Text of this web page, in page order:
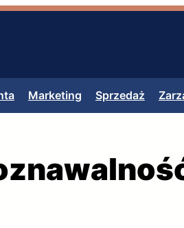
Marketing Sprzedaż